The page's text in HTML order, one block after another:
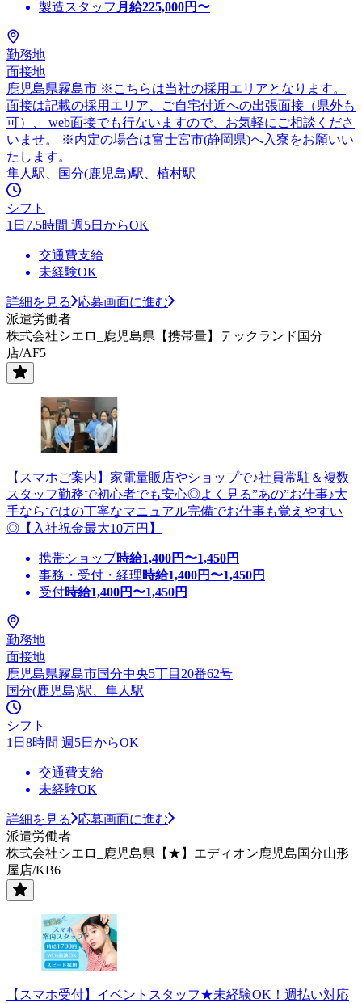
製造スタッフ 月給225,000円〜
勤務地
面接地
鹿児島県霧島市 ※こちらは当社の採用エリアとなります。
面接は記載の採用エリア、ご自宅付近への出張面接（県外も
可）、 web面接でも行ないますので、お気軽にご相談くださ
いませ。 ※内定の場合は富士宮市(静岡県)へ入寮をお願いい
たします。
隼人駅、国分(鹿児島)駅、植村駅
シフト
1日7.5時間 週5日からOK
交通費支給
未経験OK
詳細を見る
応募画面に進む
派遣労働者
株式会社シエロ_鹿児島県【携帯量】テックランド国分
店/AF5
【スマホご案内】家電量販店やショップで♪社員常駐＆複数
スタッフ勤務で初心者でも安心◎よく見る”あの”お仕事♪大
手ならではの丁寧なマニュアル完備でお仕事も覚えやすい
◎【入社祝金最大10万円】
携帯ショップ時給1,400円〜1,450円
事務・受付・経理時給1,400円〜1,450円
受付時給1,400円〜1,450円
勤務地
面接地
鹿児島県霧島市国分中央5丁目20番62号
国分(鹿児島)駅、隼人駅
シフト
1日8時間 週5日からOK
交通費支給
未経験OK
詳細を見る
応募画面に進む
派遣労働者
株式会社シエロ_鹿児島県【★】エディオン鹿児島国分山形
屋店/KB6
【スマホ受付】イベントスタッフ★未経験OK！週払い対応